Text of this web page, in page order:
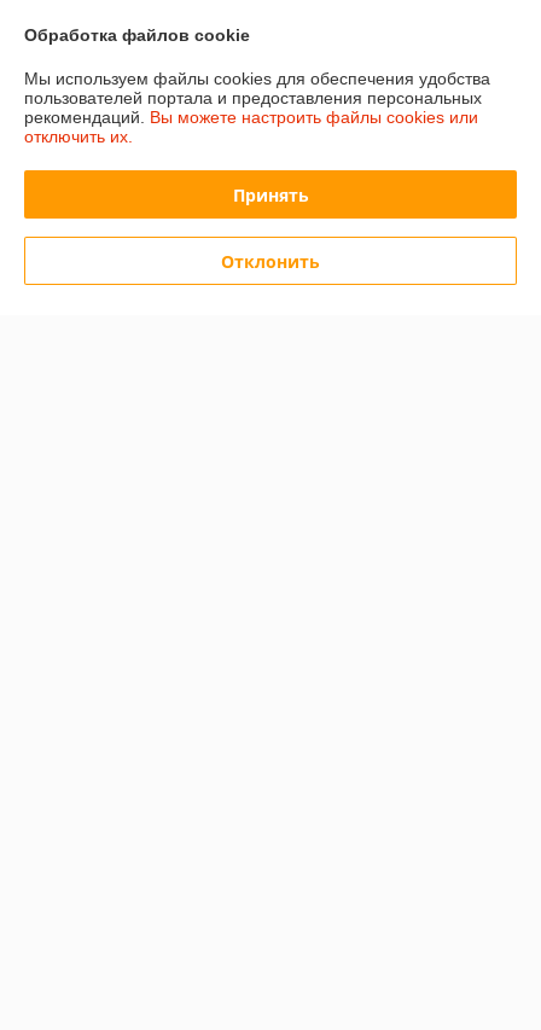
501 отзыва за всё время
Обработка файлов cookie
Мы используем файлы cookies для обеспечения удобства
пользователей портала и предоставления персональных
рекомендаций. Вы можете настроить файлы cookies или
отключить их.
Принять
Отклонить